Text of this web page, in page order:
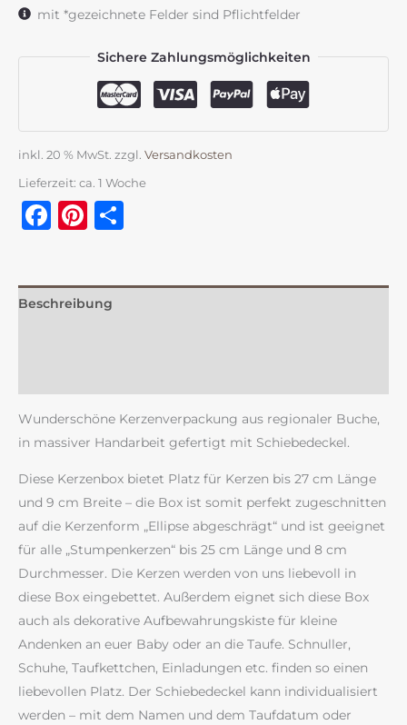
mit *gezeichnete Felder sind Pflichtfelder
Sichere Zahlungsmöglichkeiten
inkl. 20 % MwSt. zzgl. Versandkosten
Lieferzeit: ca. 1 Woche
Facebook
Pinterest
Beschreibung
Wunderschöne Kerzenverpackung aus regionaler Buche,
in massiver Handarbeit gefertigt mit Schiebedeckel.
Diese Kerzenbox bietet Platz für Kerzen bis 27 cm Länge
und 9 cm Breite – die Box ist somit perfekt zugeschnitten
auf die Kerzenform „Ellipse abgeschrägt“ und ist geeignet
für alle „Stumpenkerzen“ bis 25 cm Länge und 8 cm
Durchmesser. Die Kerzen werden von uns liebevoll in
diese Box eingebettet. Außerdem eignet sich diese Box
auch als dekorative Aufbewahrungskiste für kleine
Andenken an euer Baby oder an die Taufe. Schnuller,
Schuhe, Taufkettchen, Einladungen etc. finden so einen
liebevollen Platz. Der Schiebedeckel kann individualisiert
werden – mit dem Namen und dem Taufdatum oder